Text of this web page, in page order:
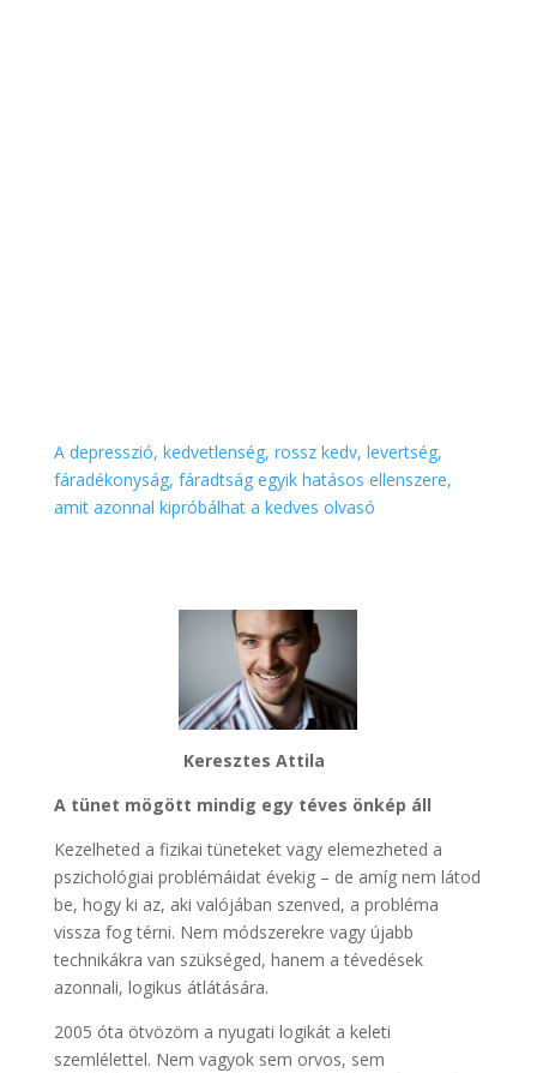
A depresszió, kedvetlenség, rossz kedv, levertség,
fáradékonyság, fáradtság egyik hatásos ellenszere,
amit azonnal kipróbálhat a kedves olvasó
Keresztes Attila
A tünet mögött mindig egy téves önkép áll
Kezelheted a fizikai tüneteket vagy elemezheted a
pszichológiai problémáidat évekig – de amíg nem látod
be, hogy ki az, aki valójában szenved, a probléma
vissza fog térni. Nem módszerekre vagy újabb
technikákra van szükséged, hanem a tévedések
azonnali, logikus átlátására.
2005 óta ötvözöm a nyugati logikát a keleti
szemlélettel. Nem vagyok sem orvos, sem